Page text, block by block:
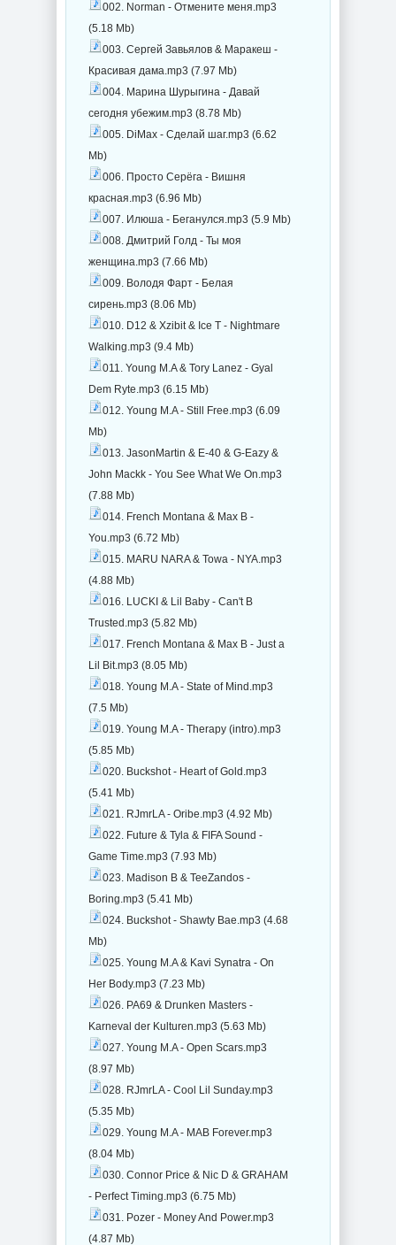
002. Norman - Отмените меня.mp3
(5.18 Mb)
003. Сергей Завьялов & Маракеш -
Красивая дама.mp3 (7.97 Mb)
004. Марина Шурыгина - Давай
сегодня убежим.mp3 (8.78 Mb)
005. DiMax - Сделай шаг.mp3 (6.62
Mb)
006. Просто Серёга - Вишня
красная.mp3 (6.96 Mb)
007. Илюша - Беганулся.mp3 (5.9 Mb)
008. Дмитрий Голд - Ты моя
женщина.mp3 (7.66 Mb)
009. Володя Фарт - Белая
сирень.mp3 (8.06 Mb)
010. D12 & Xzibit & Ice T - Nightmare
Walking.mp3 (9.4 Mb)
011. Young M.A & Tory Lanez - Gyal
Dem Ryte.mp3 (6.15 Mb)
012. Young M.A - Still Free.mp3 (6.09
Mb)
013. JasonMartin & E-40 & G-Eazy &
John Mackk - You See What We On.mp3
(7.88 Mb)
014. French Montana & Max B -
You.mp3 (6.72 Mb)
015. MARU NARA & Towa - NYA.mp3
(4.88 Mb)
016. LUCKI & Lil Baby - Can't B
Trusted.mp3 (5.82 Mb)
017. French Montana & Max B - Just a
Lil Bit.mp3 (8.05 Mb)
018. Young M.A - State of Mind.mp3
(7.5 Mb)
019. Young M.A - Therapy (intro).mp3
(5.85 Mb)
020. Buckshot - Heart of Gold.mp3
(5.41 Mb)
021. RJmrLA - Oribe.mp3 (4.92 Mb)
022. Future & Tyla & FIFA Sound -
Game Time.mp3 (7.93 Mb)
023. Madison B & TeeZandos -
Boring.mp3 (5.41 Mb)
024. Buckshot - Shawty Bae.mp3 (4.68
Mb)
025. Young M.A & Kavi Synatra - On
Her Body.mp3 (7.23 Mb)
026. PA69 & Drunken Masters -
Karneval der Kulturen.mp3 (5.63 Mb)
027. Young M.A - Open Scars.mp3
(8.97 Mb)
028. RJmrLA - Cool Lil Sunday.mp3
(5.35 Mb)
029. Young M.A - MAB Forever.mp3
(8.04 Mb)
030. Connor Price & Nic D & GRAHAM
- Perfect Timing.mp3 (6.75 Mb)
031. Pozer - Money And Power.mp3
(4.87 Mb)